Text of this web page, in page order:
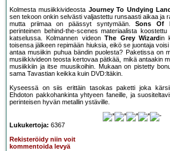
Kolmesta musiikkivideosta Journey To Undying
sen tekoon onkin selvästi valjastettu runsaasti aikaa ja
mutta priimaa on päässyt syntymään.Sons Of
perinteinen behind-the-scenes materiaalista
katselussa. Kolmannen videonThe Grey Wizardin
toisensa jälkeen repimään hiuksia, eikö se juontaja
antaa musiikin puhua bändin puolesta? Paketissa on
musiikkivideon teosta kertovaa pätkää, mikä antaakin
musiikkiin ja itse muusikoihin. Mukaan on pistetty
sama Tavastian keikka kuin DVD:ltäkin.
Kyseessä on siis erittäin tasokas paketti joka
Ehdoton pakkohankinta yhtyeen faneille, ja
perinteisen hyvän metallin ystäville.
Lukukertoja: 6367
Rekisteröidy niin voit
kommentoida levyä